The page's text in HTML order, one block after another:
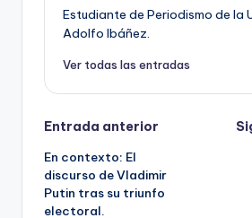
Estudiante de Periodismo de la
Adolfo Ibáñez.
Ver todas las entradas
Navegación
de
entradas
Entrada anterior
En contexto: El
discurso de Vladimir
Putin tras su triunfo
electoral.